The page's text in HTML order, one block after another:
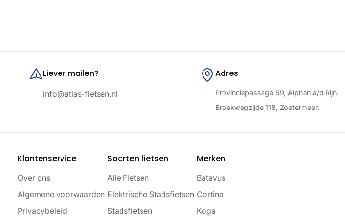
Liever mailen?
info@atlas-fietsen.nl
Adres
Provinciepassage 59, Alphen a/d Rijn.
Broekwegzijde 118, Zoetermeer.
Klantenservice
Over ons
Algemene voorwaarden
Privacybeleid
Soorten fietsen
Alle Fietsen
Elektrische Stadsfietsen
Stadsfietsen
Merken
Batavus
Cortina
Koga